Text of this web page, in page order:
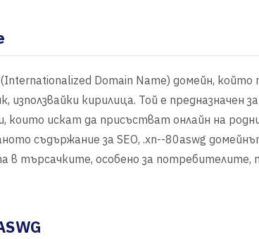
Domain Name) домейн, който
кирилица. Той е предназначен
които искат да присъстват онлайн на
съдържание за SEO, .xn--80aswg
в търсачките, особено за потребителите,